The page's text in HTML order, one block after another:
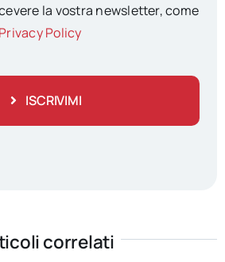
la vostra newsletter, come
Privacy Policy
ISCRIVIMI
correlati